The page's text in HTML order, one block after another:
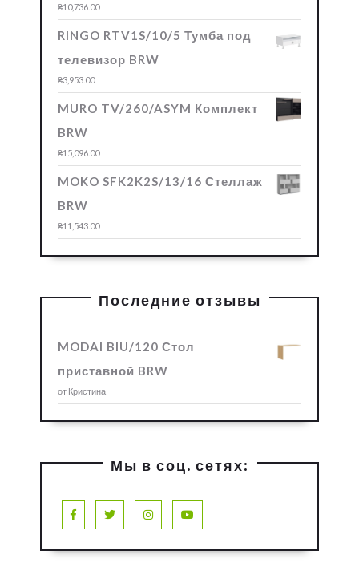
₴10,736.00
RINGO RTV1S/10/5 Тумба под
телевизор BRW
₴3,953.00
MURO TV/260/ASYM Комплект
BRW
₴15,096.00
MOKO SFK2K2S/13/16 Стеллаж
BRW
₴11,543.00
Последние отзывы
MODAI BIU/120 Стол
приставной BRW
от Кристина
Мы в соц. сетях:
FacebookTwitter Instagram